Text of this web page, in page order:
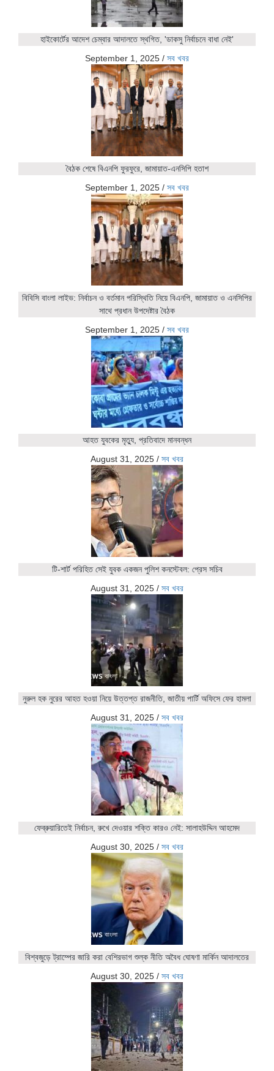
হাইকোর্টের আদেশ চেম্বার আদালতে স্থগিত, 'ডাকসু নির্বাচনে বাধা নেই'
September 1, 2025 / সব খবর
বৈঠক শেষে বিএনপি ফুরফুরে, জামায়াত-এনসিপি হতাশ
September 1, 2025 / সব খবর
বিবিসি বাংলা লাইভ: নির্বাচন ও বর্তমান পরিস্থিতি নিয়ে বিএনপি, জামায়াত ও এনসিপির
সাথে প্রধান উপদেষ্টার বৈঠক
September 1, 2025 / সব খবর
আহত যুবকের মৃত্যু, প্রতিবাদে মানবন্ধন
August 31, 2025 / সব খবর
টি-শার্ট পরিহিত সেই যুবক একজন পুলিশ কনস্টেবল: প্রেস সচিব
August 31, 2025 / সব খবর
নুরুল হক নুরের আহত হওয়া নিয়ে উত্তপ্ত রাজনীতি, জাতীয় পার্টি অফিসে ফের হামলা
August 31, 2025 / সব খবর
ফেব্রুয়ারিতেই নির্বাচন, রুখে দেওয়ার শক্তি কারও নেই: সালাহউদ্দিন আহমেদ
August 30, 2025 / সব খবর
বিশ্বজুড়ে ট্রাম্পের জারি করা বেশিরভাগ শুল্ক নীতি অবৈধ ঘোষণা মার্কিন আদালতের
August 30, 2025 / সব খবর